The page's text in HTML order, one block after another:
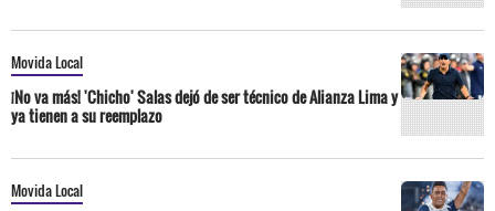
Movida Local
¡No va más! 'Chicho' Salas dejó de ser técnico de Alianza Lima y
ya tienen a su reemplazo
Movida Local